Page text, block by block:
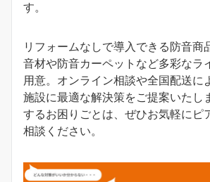
す。
リフォームなしで導入できる防音商
音材や防音カーペットなど多彩なラ
用意。オンライン相談や全国配送に
施設に最適な解決策をご提案いたし
するお困りごとは、ぜひお気軽にピ
相談ください。